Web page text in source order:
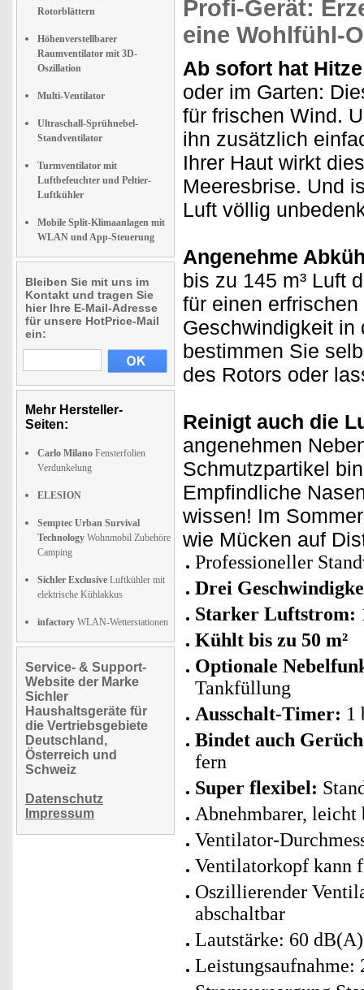
Rotorblättern
Höhenverstellbarer
Raumventilator mit 3D-
Oszillation
Multi-Ventilator
Ultraschall-Sprühnebel-
Standventilator
Turmventilator mit
Luftbefeuchter und Peltier-
Luftkühler
Mobile Split-Klimaanlagen mit
WLAN und App-Steuerung
Bleiben Sie mit uns im
Kontakt und tragen Sie
hier Ihre E-Mail-Adresse
für unsere HotPrice-Mail
ein:
Mehr Hersteller-
Seiten:
Carlo Milano Fensterfolien
Verdunkelung
ELESION
Semptec Urban Survival
Technology Wohnmobil Zubehöre
Camping
Sichler Exclusive Luftkühler mit
elektrische Kühlakkus
infactory WLAN-Wetterstationen
Service- & Support-
Website der Marke
Sichler
Haushaltsgeräte für
die Vertriebsgebiete
Deutschland,
Österreich und
Schweiz
Datenschutz
Impressum
Profi-Gerät:
eine Wohlfühl-
Ab sofort hat
oder im Garten:
für frischen Wind.
ihn zusätzlich
Ihrer Haut wirkt
Meeresbrise. Und
Luft völlig
Angenehme
bis zu 145 m³ Luft
für einen
Geschwindigkeit in
bestimmen Sie
des Rotors oder
Reinigt auch die
angenehmen
Schmutzpartikel
Empfindliche
wissen! Im
wie Mücken auf
Professioneller
Drei
Starker Luftstrom:
Kühlt bis zu 50 m²
Optionale
Tankfüllung
Ausschalt-Timer: 1
Bindet auch
fern
Super flexibel:
Abnehmbarer,
Ventilator-
Ventilatorkopf kann
Oszillierender
abschaltbar
Lautstärke: 60 dB(A)
Leistungsaufnahme: